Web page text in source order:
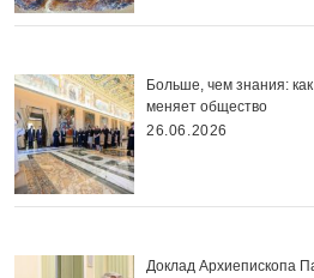
Больше, чем знания:
меняет общество
26.06.2026
Доклад Архиепископа